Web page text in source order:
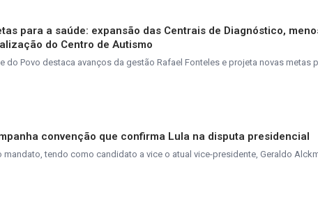
para a saúde: expansão das Centrais de Diagnóstico,
do Centro de Autismo
do Povo destaca avanços da gestão Rafael Fonteles e projeta novas metas
convenção que confirma Lula na disputa presidencial
mandato, tendo como candidato a vice o atual vice-presidente, Geraldo